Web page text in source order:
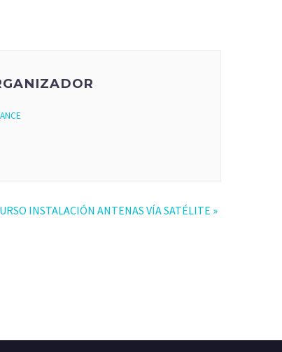
INSTALACIÓN ANTENAS VÍA SATÉLITE »